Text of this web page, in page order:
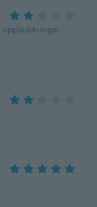
uppladdningar